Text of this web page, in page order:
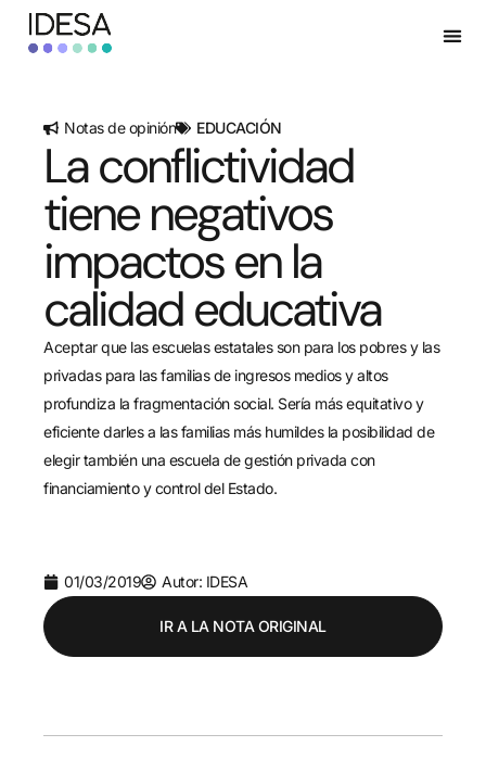
Notas de opinión EDUCACIÓN
La conflictividad
tiene negativos
impactos en la
calidad educativa
Aceptar que las escuelas estatales son para los pobres y las
privadas para las familias de ingresos medios y altos
profundiza la fragmentación social. Sería más equitativo y
eficiente darles a las familias más humildes la posibilidad de
elegir también una escuela de gestión privada con
financiamiento y control del Estado.
01/03/2019 Autor: IDESA
IR A LA NOTA ORIGINAL